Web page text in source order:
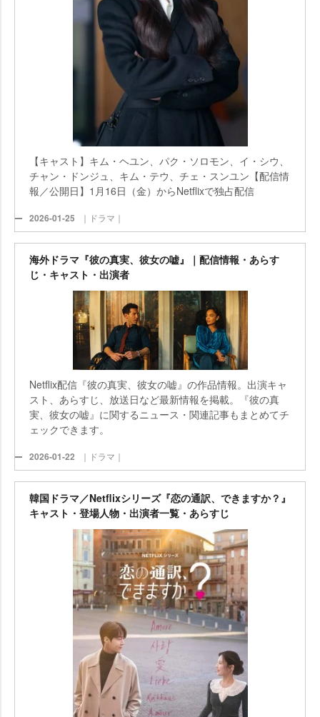
【キャスト】キム・ヘユン、パク・ソロモン、イ・シウ、
チャン・ドンジュ、キム・テウ、チェ・スンユン【配信情
報／公開日】1月16日（金）からNetflixで独占配信
2026-01-25 ｜ドラマ｜
海外ドラマ『彼の真実、彼女の嘘』｜配信情報・あらす
じ・キャスト・出演者
Netflix配信『彼の真実、彼女の嘘』の作品情報。出演キャ
スト、あらすじ、放送日など最新情報を掲載。『彼の真
実、彼女の嘘』に関するニュース・関連記事もまとめてチ
ェックできます。
2026-01-22 ｜ドラマ｜
韓国ドラマ／Netflixシリーズ『恋の通訳、できますか？』
キャスト・登場人物・出演者一覧・あらすじ